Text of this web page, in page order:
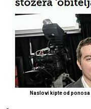
Naslovi kipte od